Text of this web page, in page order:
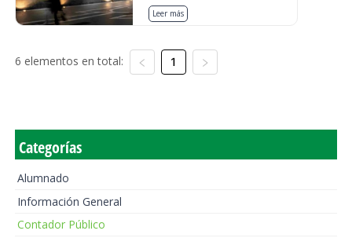
Leer más
6 elementos en total: 1
Categorías
Alumnado
Información General
Contador Público